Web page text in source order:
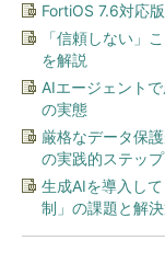
FortiOS 7.6対応
「信頼しない」
を解説
AIエージェント
の実態
厳格なデータ保
の実践的ステップ
生成AIを導入し
制」の課題と解